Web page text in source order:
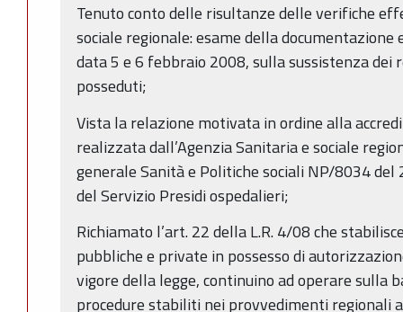
Tenuto conto delle risultanze delle verifiche
sociale regionale: esame della
data 5 e 6 febbraio 2008, sulla sussistenza dei
posseduti;
Vista la relazione motivata in ordine alla
realizzata dall’Agenzia Sanitaria e sociale
generale Sanità e Politiche sociali NP/8034
del Servizio Presidi ospedalieri;
Richiamato l’art. 22 della L.R. 4/08 che
pubbliche e private in possesso di
vigore della legge, continuino ad operare sulla
procedure stabiliti nei provvedimenti